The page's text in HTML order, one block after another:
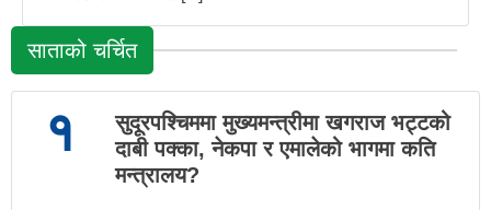
साताको चर्चित
१
सुदूरपश्चिममा मुख्यमन्त्रीमा खगराज भट्टको
दाबी पक्का, नेकपा र एमालेको भागमा कति
मन्त्रालय?